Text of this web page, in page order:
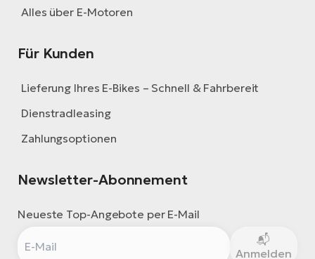
Alles über E-Motoren
Für Kunden
Lieferung Ihres E-Bikes – Schnell & Fahrbereit
Dienstradleasing
Zahlungsoptionen
Newsletter-Abonnement
Neueste Top-Angebote per E-Mail
Anmelden